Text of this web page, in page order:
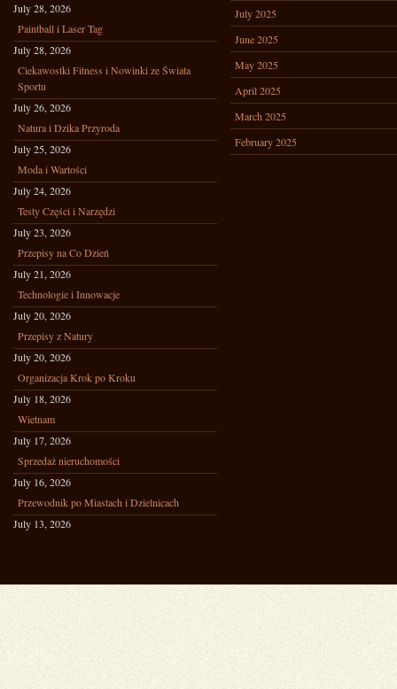
July 28, 2026
Paintball i Laser Tag
July 28, 2026
Ciekawostki Fitness i Nowinki ze Świata
Sportu
July 26, 2026
Natura i Dzika Przyroda
July 25, 2026
Moda i Wartości
July 24, 2026
Testy Części i Narzędzi
July 23, 2026
Przepisy na Co Dzień
July 21, 2026
Technologie i Innowacje
July 20, 2026
Przepisy z Natury
July 20, 2026
Organizacja Krok po Kroku
July 18, 2026
Wietnam
July 17, 2026
Sprzedaż nieruchomości
July 16, 2026
Przewodnik po Miastach i Dzielnicach
July 13, 2026
July 2025
June 2025
May 2025
April 2025
March 2025
February 2025